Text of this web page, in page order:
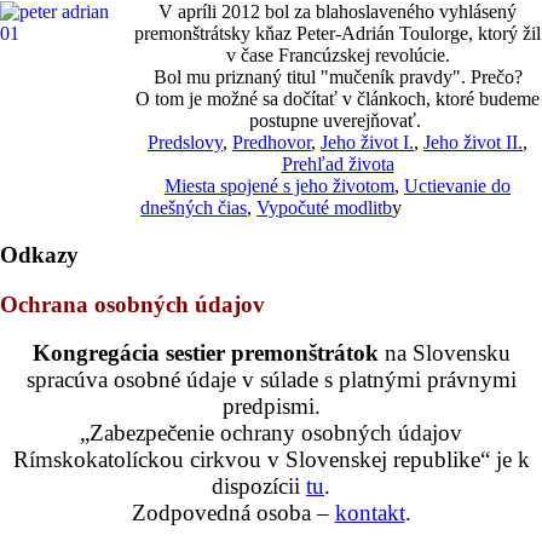
V apríli 2012 bol za blahoslaveného vyhlásený
premonštrátsky kňaz Peter-Adrián Toulorge, ktorý žil
v čase Francúzskej revolúcie.
Bol mu priznaný titul "mučeník pravdy". Prečo?
O tom je možné sa dočítať v článkoch, ktoré budeme
postupne uverejňovať.
Predslovy, Predhovor, Jeho život I., Jeho život II.,
Prehľad života
Miesta spojené s jeho životom, Uctievanie do
dnešných čias, Vypočuté modlitby
Odkazy
Ochrana osobných údajov
Kongregácia sestier premonštrátok na Slovensku
spracúva osobné údaje v súlade s platnými právnymi
predpismi.
„Zabezpečenie ochrany osobných údajov
Rímskokatolíckou cirkvou v Slovenskej republike“ je k
dispozícii tu.
Zodpovedná osoba – kontakt.